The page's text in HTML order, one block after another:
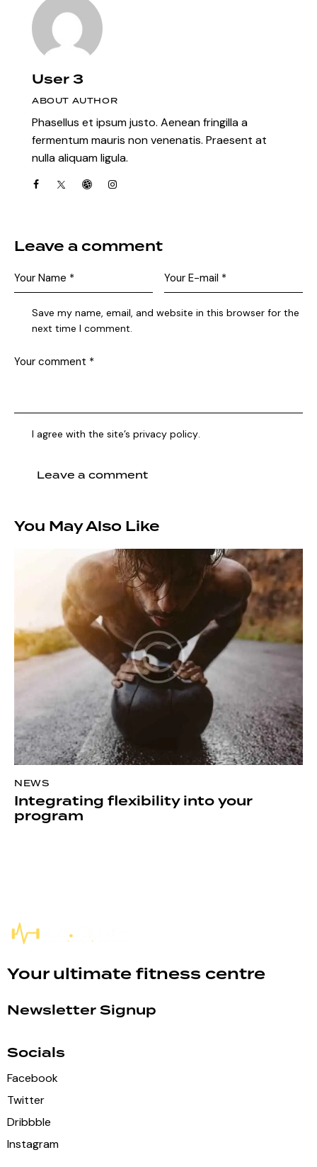
User 3
ABOUT AUTHOR
Phasellus et ipsum justo. Aenean fringilla a
fermentum mauris non venenatis. Praesent at
nulla aliquam ligula.
Leave a comment
Save my name, email, and website in this browser for the
next time I comment.
I agree with the site’sprivacy policy.
You May Also Like
NEWS
Integrating flexibility into your
program
Your ultimate fitness centre
Newsletter Signup
Socials
Facebook
Twitter
Dribbble
Instagram